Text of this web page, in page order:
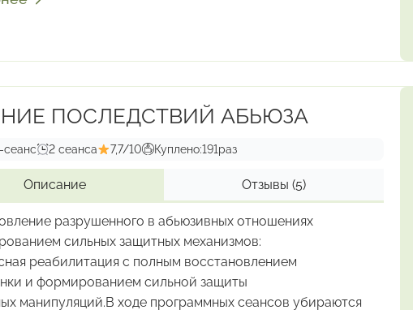
и стабилизацию
особенно эффективна:
тревожности без видимых причин
тревожных мыслях
спокойствия как естественного состояния
к стрессовым факторам
ПОСЛЕДСТВИЙ АБЬЮЗА
сеанс 2 сеанса 7,7/10 Куплено:191раз
Описание Отзывы (5)
разрушенного в абьюзивных отношениях
сильных защитных механизмов:
реабилитация с полным восстановлением
и формированием сильной защиты
манипуляций.В ходе программных сеансов убираются